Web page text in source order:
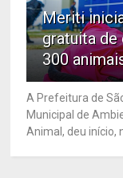
Meriti
gratuita de
300
A Prefeitura de
Municipal de
Animal, deu início,